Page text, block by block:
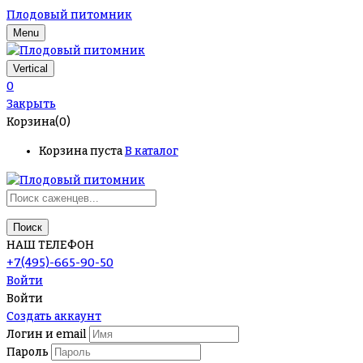
Плодовый питомник
Menu
Vertical
0
Закрыть
Корзина(0)
Корзина пустаВ каталог
Поиск
НАШ ТЕЛЕФОН
+7(495)-665-90-50
Войти
Войти
Создать аккаунт
Логин и email
Пароль